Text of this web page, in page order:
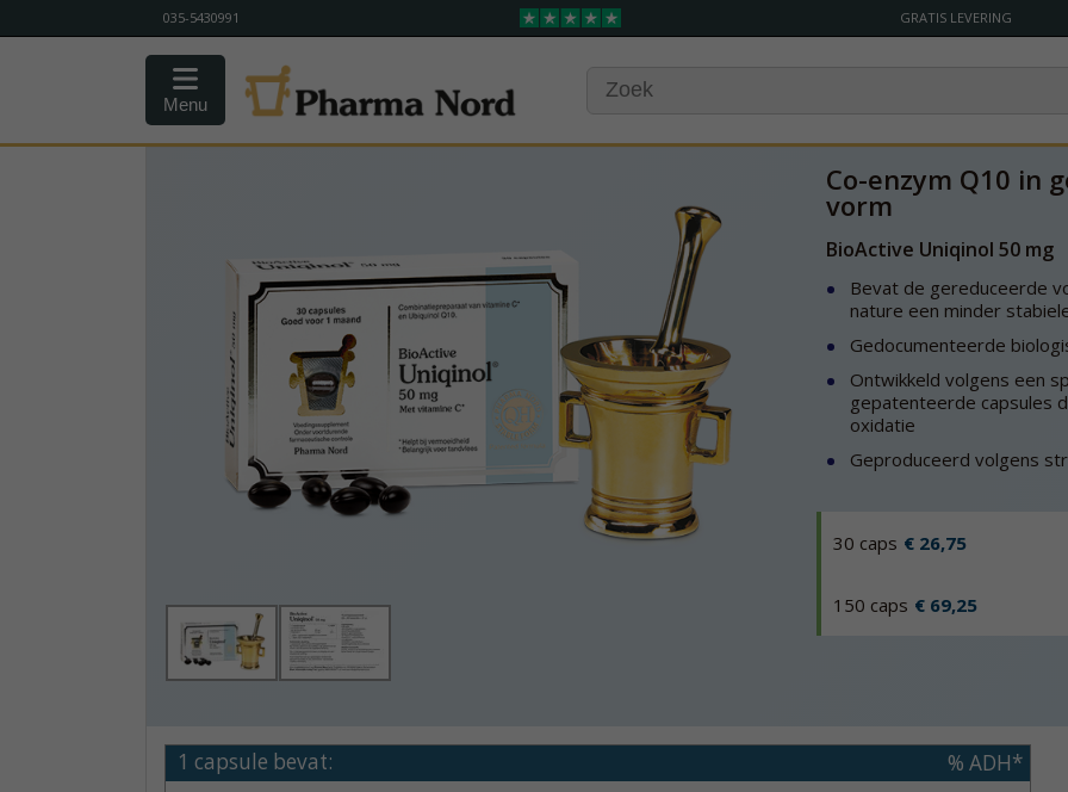
035-5430991 GRATIS LEVERING
Menu
Co-enzym Q10 in
vorm
BioActive Uniqinol 50 mg
Bevat de gereduceerde
nature een minder
Gedocumenteerde
Ontwikkeld volgens een
gepatenteerde capsules
oxidatie
Geproduceerd volgens
30 caps € 26,75
150 caps € 69,25
1 capsule bevat: % ADH*